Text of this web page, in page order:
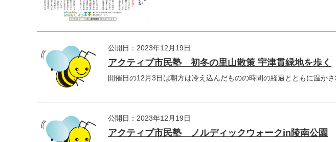
公開日：2023年12月19日
アクティブ市民塾 初冬の里山散策 宇津貫緑地を歩く
開催日の12月3日は朝方は冷え込んだものの時間の経過とともに温か
公開日：2023年12月19日
アクティブ市民塾 ノルディックウォークin陵南公園